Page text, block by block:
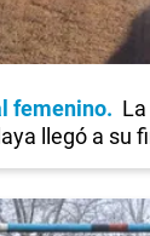
femenino
llegó a su